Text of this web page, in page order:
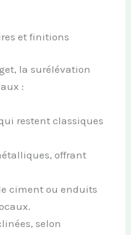
et finitions
la surélévation
:
restent classiques
offrant
ciment ou enduits
selon